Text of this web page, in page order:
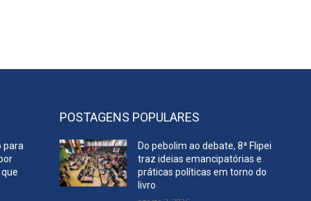
para
POSTAGENS POPULARES
Do pebolim ao debate, 8ª Flipei
traz ideias emancipatórias e
práticas políticas em torno do
livro